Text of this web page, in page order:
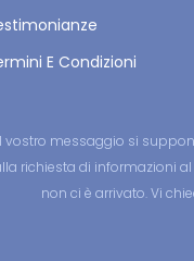
E Condizioni
vostro messaggio si
richiesta di informazioni
non ci è arrivato. Vi